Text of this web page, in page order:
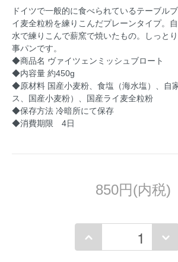
ドイツで一般的に食べられているテーブル
イ麦全粒粉を練りこんだプレーンタイプ。
水で練りこんで薪窯で焼いたもの。しっと
事パンです。
◆商品名 ヴァイツェンミッシュブロート
◆内容量 約450g
◆原材料 国産小麦粉、食塩（海水塩）、自
ス、国産小麦粉）、国産ライ麦全粒粉
◆保存方法 冷暗所にて保存
◆消費期限 4日
850円(内税)